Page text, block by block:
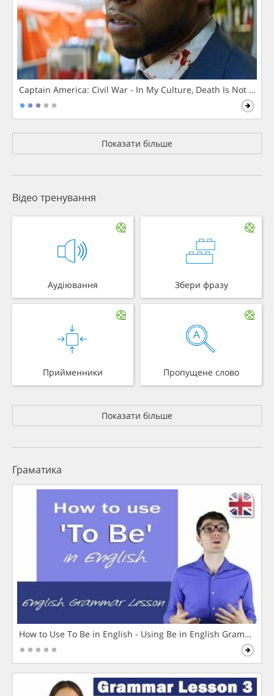
Captain America: Civil War - In My Culture, Death Is Not The
Показати більше
Відео тренування
Аудіювання Збери фразу
Прийменники Пропущене слово
Показати більше
Граматика
How to Use To Be in English - Using Be in English Grammar